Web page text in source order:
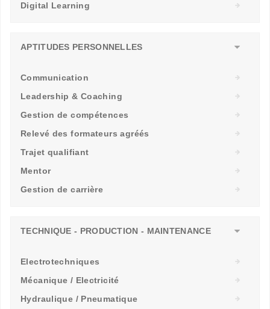
Digital Learning
APTITUDES PERSONNELLES
Communication
Leadership & Coaching
Gestion de compétences
Relevé des formateurs agréés
Trajet qualifiant
Mentor
Gestion de carrière
TECHNIQUE - PRODUCTION - MAINTENANCE
Electrotechniques
Mécanique / Electricité
Hydraulique / Pneumatique